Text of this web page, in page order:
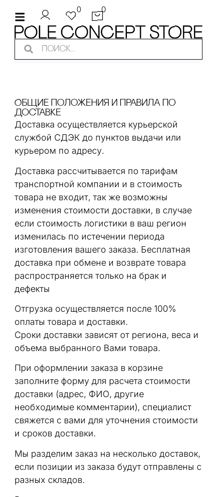
0 0
Общие положения и правила по
доставке
Доставка осуществляется курьерской
службой СДЭК до пунктов выдачи или
курьером по адресу.
Доставка рассчитывается по тарифам
транспортной компании и в стоимость
товара не входит, так же возможны
изменения стоимости доставки, в случае
если стоимость логистики в ваш регион
изменилась по истечении периода
изготовления вашего заказа. Бесплатная
доставка при обмене и возврате товара
распространяется только на брак и
дефекты
Отгрузка осуществляется после 100%
оплаты товара и доставки.
Сроки доставки зависят от региона, веса и
объема выбранного Вами товара.
При оформлении заказа в корзине
заполните форму для расчета стоимости
доставки (адрес, ФИО, другие
необходимые комментарии), специалист
свяжется с вами для уточнения стоимости
и сроков доставки.
Мы разделим заказ на несколько доставок,
если позиции из заказа будут отправлены с
разных складов.